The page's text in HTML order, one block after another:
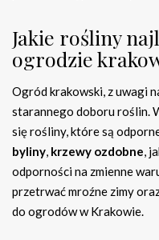
Jakie rośliny
ogrodzie
Ogród krakowski, z uwagi
starannego doboru roślin.
się rośliny, które są
byliny, krzewy ozdobne,
odporności na zmienne
przetrwać mroźne zimy
do ogrodów w Krakowie.